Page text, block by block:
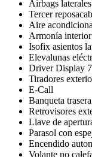
Airbags
Tercer
Aire
Armonía
Isofix asientos
Elevalunas
Driver Display
Tiradores
E-Call
Banqueta
Retrovisores
Llave de
Parasol con
Encendido
Volante no